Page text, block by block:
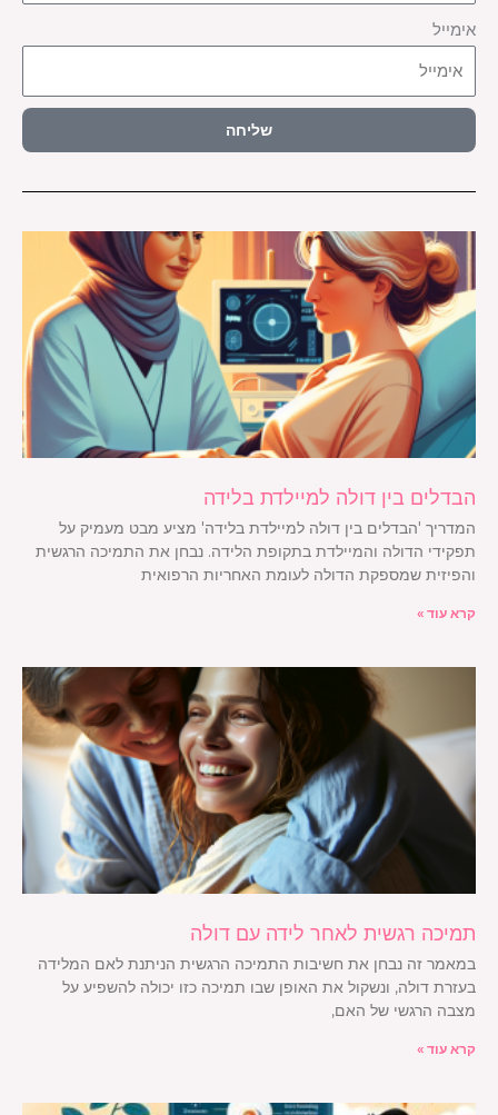
אימייל
שליחה
הבדלים בין דולה למיילדת בלידה
המדריך 'הבדלים בין דולה למיילדת בלידה' מציע מבט מעמיק על
תפקידי הדולה והמיילדת בתקופת הלידה. נבחן את התמיכה הרגשית
והפיזית שמספקת הדולה לעומת האחריות הרפואית
קרא עוד »
תמיכה רגשית לאחר לידה עם דולה
במאמר זה נבחן את חשיבות התמיכה הרגשית הניתנת לאם המלידה
בעזרת דולה, ונשקול את האופן שבו תמיכה כזו יכולה להשפיע על
מצבה הרגשי של האם,
קרא עוד »